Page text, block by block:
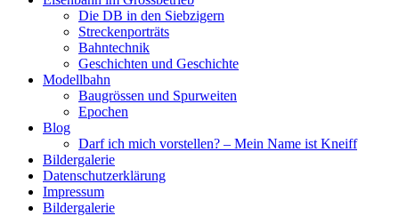
Die DB in den Siebzigern
Streckenporträts
Bahntechnik
Geschichten und Geschichte
Modellbahn
Baugrössen und Spurweiten
Epochen
Blog
Darf ich mich vorstellen? – Mein Name ist Kneiff
Bildergalerie
Datenschutzerklärung
Impressum
Bildergalerie